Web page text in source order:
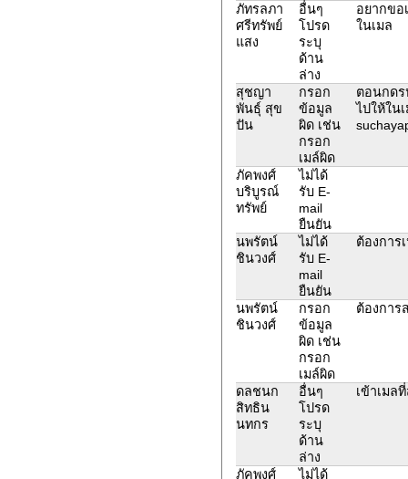
ภัทรลภา
ศรีทรัพย์
แสง
อื่นๆ
โปรด
ระบุ
ด้าน
ล่าง
อยากขอ
ในเมล
สุชญา
พันธุ์ สุข
ปัน
กรอก
ข้อมูล
ผิด เช่น
กรอก
เมล์ผิด
ตอนกดร
ไปให้ใน
ภัคพงศ์
บริบูรณ์
ทรัพย์
ไม่ได้
รับ E-
mail
ยืนยัน
นพรัตน์
ชินวงศ์
ไม่ได้
รับ E-
mail
ยืนยัน
ต้องการ
นพรัตน์
ชินวงศ์
กรอก
ข้อมูล
ผิด เช่น
กรอก
เมล์ผิด
ต้องการ
ดลชนก
สิทธิน
นทกร
อื่นๆ
โปรด
ระบุ
ด้าน
ล่าง
เข้าเมล
ภัคพงศ์ ไม่ได้